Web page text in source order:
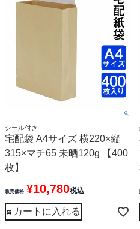
シール付き
宅配袋 A4サイズ 横220×縦
315×マチ65 未晒120g 【400
枚】
販売価格 ¥10,780税込
カートに入れる